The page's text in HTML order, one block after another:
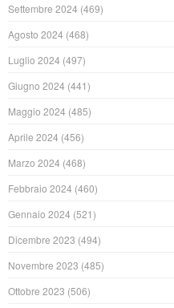
Settembre 2024 (469)
Agosto 2024 (468)
Luglio 2024 (497)
Giugno 2024 (441)
Maggio 2024 (485)
Aprile 2024 (456)
Marzo 2024 (468)
Febbraio 2024 (460)
Gennaio 2024 (521)
Dicembre 2023 (494)
Novembre 2023 (485)
Ottobre 2023 (506)